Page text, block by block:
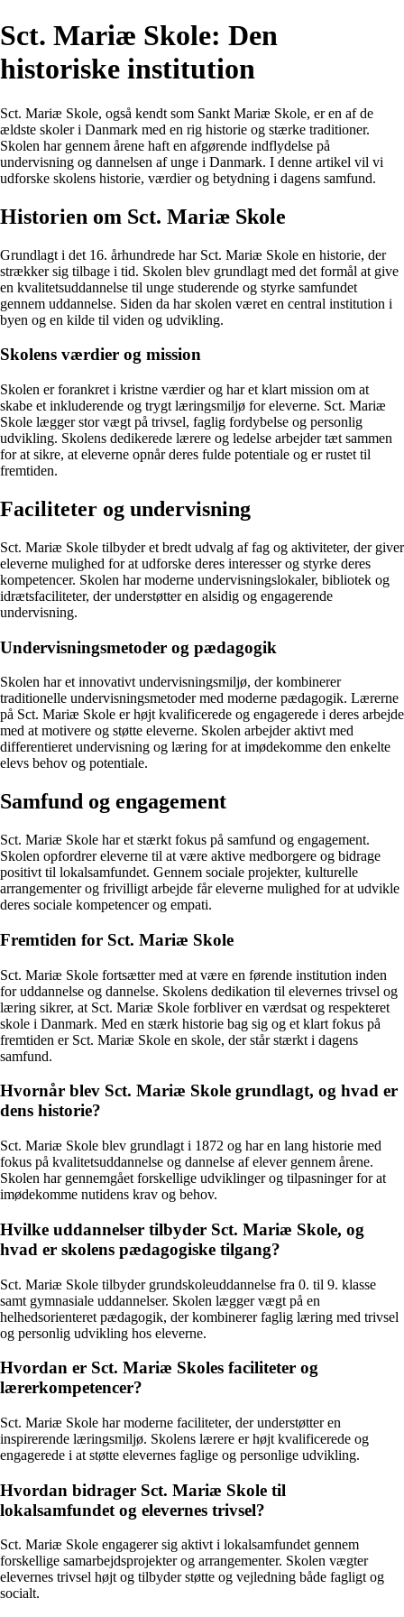
Sct. Mariæ Skole: Den
historiske institution
Sct. Mariæ Skole, også kendt som Sankt Mariæ Skole, er en af de
ældste skoler i Danmark med en rig historie og stærke traditioner.
Skolen har gennem årene haft en afgørende indflydelse på
undervisning og dannelsen af unge i Danmark. I denne artikel vil vi
udforske skolens historie, værdier og betydning i dagens samfund.
Historien om Sct. Mariæ Skole
Grundlagt i det 16. århundrede har Sct. Mariæ Skole en historie, der
strækker sig tilbage i tid. Skolen blev grundlagt med det formål at give
en kvalitetsuddannelse til unge studerende og styrke samfundet
gennem uddannelse. Siden da har skolen været en central institution i
byen og en kilde til viden og udvikling.
Skolens værdier og mission
Skolen er forankret i kristne værdier og har et klart mission om at
skabe et inkluderende og trygt læringsmiljø for eleverne. Sct. Mariæ
Skole lægger stor vægt på trivsel, faglig fordybelse og personlig
udvikling. Skolens dedikerede lærere og ledelse arbejder tæt sammen
for at sikre, at eleverne opnår deres fulde potentiale og er rustet til
fremtiden.
Faciliteter og undervisning
Sct. Mariæ Skole tilbyder et bredt udvalg af fag og aktiviteter, der giver
eleverne mulighed for at udforske deres interesser og styrke deres
kompetencer. Skolen har moderne undervisningslokaler, bibliotek og
idrætsfaciliteter, der understøtter en alsidig og engagerende
undervisning.
Undervisningsmetoder og pædagogik
Skolen har et innovativt undervisningsmiljø, der kombinerer
traditionelle undervisningsmetoder med moderne pædagogik. Lærerne
på Sct. Mariæ Skole er højt kvalificerede og engagerede i deres arbejde
med at motivere og støtte eleverne. Skolen arbejder aktivt med
differentieret undervisning og læring for at imødekomme den enkelte
elevs behov og potentiale.
Samfund og engagement
Sct. Mariæ Skole har et stærkt fokus på samfund og engagement.
Skolen opfordrer eleverne til at være aktive medborgere og bidrage
positivt til lokalsamfundet. Gennem sociale projekter, kulturelle
arrangementer og frivilligt arbejde får eleverne mulighed for at udvikle
deres sociale kompetencer og empati.
Fremtiden for Sct. Mariæ Skole
Sct. Mariæ Skole fortsætter med at være en førende institution inden
for uddannelse og dannelse. Skolens dedikation til elevernes trivsel og
læring sikrer, at Sct. Mariæ Skole forbliver en værdsat og respekteret
skole i Danmark. Med en stærk historie bag sig og et klart fokus på
fremtiden er Sct. Mariæ Skole en skole, der står stærkt i dagens
samfund.
Hvornår blev Sct. Mariæ Skole grundlagt, og hvad er
dens historie?
Sct. Mariæ Skole blev grundlagt i 1872 og har en lang historie med
fokus på kvalitetsuddannelse og dannelse af elever gennem årene.
Skolen har gennemgået forskellige udviklinger og tilpasninger for at
imødekomme nutidens krav og behov.
Hvilke uddannelser tilbyder Sct. Mariæ Skole, og
hvad er skolens pædagogiske tilgang?
Sct. Mariæ Skole tilbyder grundskoleuddannelse fra 0. til 9. klasse
samt gymnasiale uddannelser. Skolen lægger vægt på en
helhedsorienteret pædagogik, der kombinerer faglig læring med trivsel
og personlig udvikling hos eleverne.
Hvordan er Sct. Mariæ Skoles faciliteter og
lærerkompetencer?
Sct. Mariæ Skole har moderne faciliteter, der understøtter en
inspirerende læringsmiljø. Skolens lærere er højt kvalificerede og
engagerede i at støtte elevernes faglige og personlige udvikling.
Hvordan bidrager Sct. Mariæ Skole til
lokalsamfundet og elevernes trivsel?
Sct. Mariæ Skole engagerer sig aktivt i lokalsamfundet gennem
forskellige samarbejdsprojekter og arrangementer. Skolen vægter
elevernes trivsel højt og tilbyder støtte og vejledning både fagligt og
socialt.